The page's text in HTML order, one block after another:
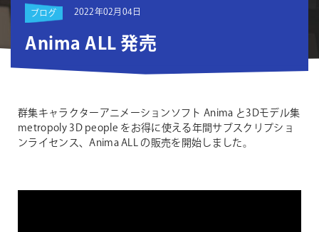
ブログ 2022年02月04日
Anima ALL 発売
群集キャラクターアニメーションソフト Anima と3Dモデル集
metropoly 3D people をお得に使える年間サブスクリプショ
ンライセンス、Anima ALL の販売を開始しました。